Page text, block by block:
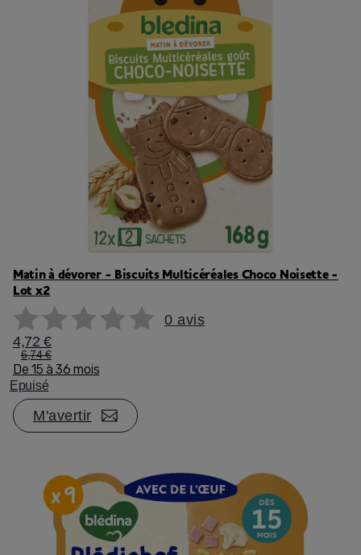
Matin à dévorer - Biscuits Multicéréales Choco Noisette -
Lot x2
0 avis
4,72 €
6,74 €
De 15 à 36 mois
Epuisé
M'avertir